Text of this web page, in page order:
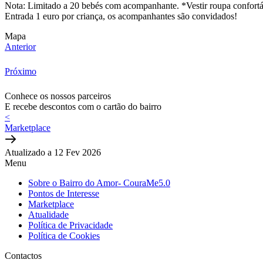
Nota: Limitado a 20 bebés com acompanhante. *Vestir roupa
Entrada 1 euro por criança, os acompanhantes são convidados!
Mapa
Anterior
Próximo
Conhece os nossos parceiros
E recebe descontos com o cartão do bairro
<
Marketplace
Atualizado a 12 Fev 2026
Menu
Sobre o Bairro do Amor- CouraMe5.0
Pontos de Interesse
Marketplace
Atualidade
Política de Privacidade
Política de Cookies
Contactos